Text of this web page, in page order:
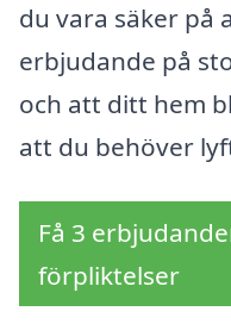
du vara säker på
erbjudande på
och att ditt hem
att du behöver
Få 3
förpliktelser